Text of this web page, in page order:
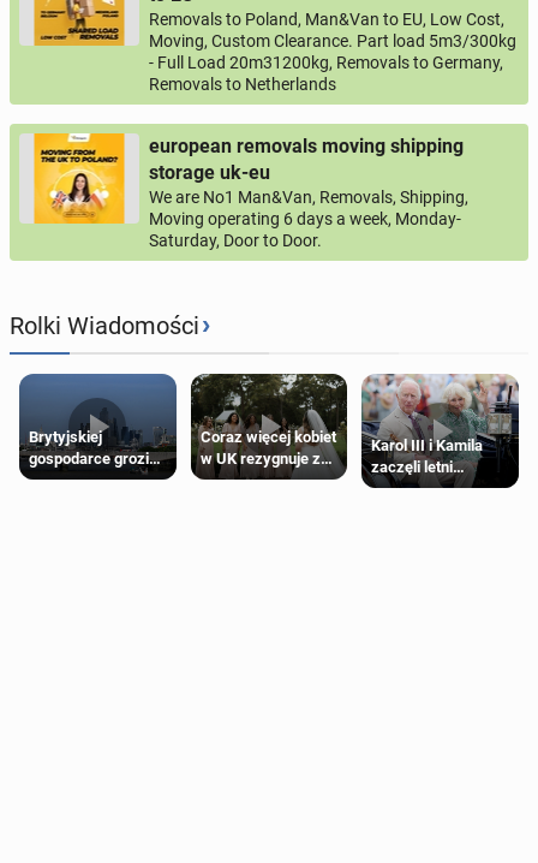
Removals to Poland, Man&Van to EU, Low Cost,
Moving, Custom Clearance. Part load 5m3/300kg
- Full Load 20m31200kg, Removals to Germany,
Removals to Netherlands
european removals moving shipping
storage uk-eu
We are No1 Man&Van, Removals, Shipping,
Moving operating 6 days a week, Monday-
Saturday, Door to Door.
Rolki Wiadomości›
Brytyjskiej
gospodarce grozi
recesja, jeśli
Coraz więcej kobiet
w UK rezygnuje z
roli druhny na
Karol III i Kamila
zaczęli letni
odpoczynek po